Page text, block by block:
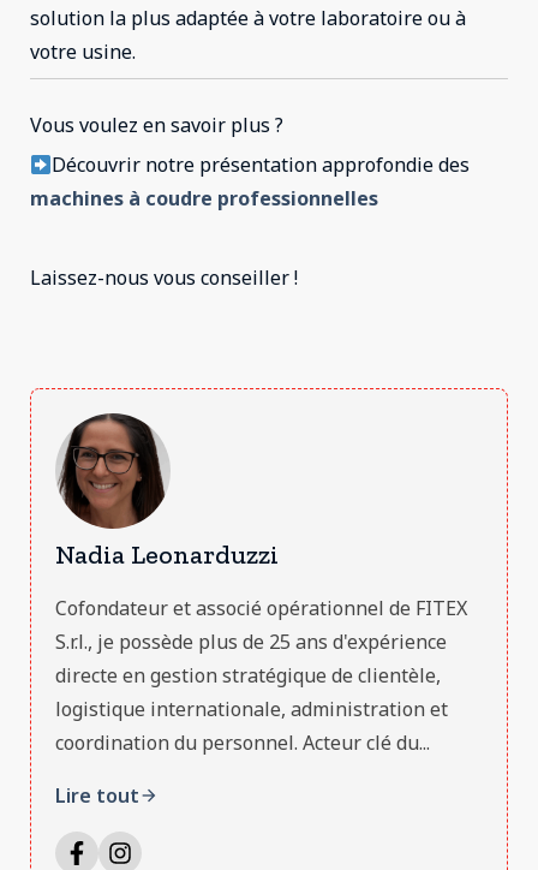
solution la plus adaptée à votre laboratoire ou à
votre usine.
Vous voulez en savoir plus ?
Découvrir notre présentation approfondie des
machines à coudre professionnelles
Laissez-nous vous conseiller !
Nadia Leonarduzzi
Cofondateur et associé opérationnel de FITEX
S.r.l., je possède plus de 25 ans d'expérience
directe en gestion stratégique de clientèle,
logistique internationale, administration et
coordination du personnel. Acteur clé du...
Lire toutarrow_forward